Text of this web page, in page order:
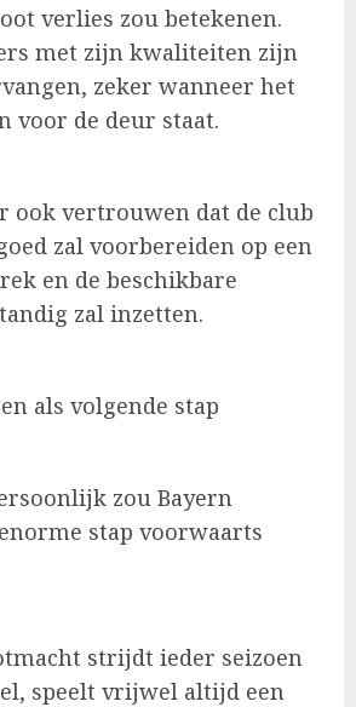
verlies zou betekenen.
met zijn kwaliteiten zijn
zeker wanneer het
voor de deur staat.
ook vertrouwen dat de club
zal voorbereiden op een
en de beschikbare
zal inzetten.
als volgende stap
zou Bayern
stap voorwaarts
strijdt ieder seizoen
speelt vrijwel altijd een